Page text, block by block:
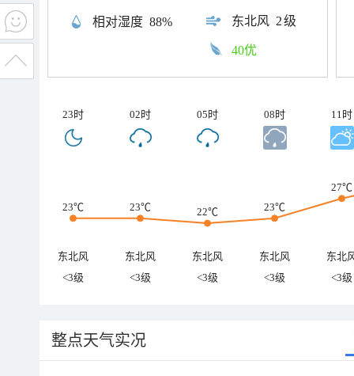
相对湿度 88% 东北风 2级
40优
23时 02时 05时 08时 11时
23℃ 23℃ 22℃ 23℃
27℃
东北风 东北风 东北风 东北风
东北
<3级
<3级 <3级 <3级 <3级
整点天气实况